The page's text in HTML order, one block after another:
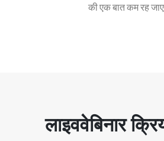
की एक बात कम रह
लाइववेबिनार